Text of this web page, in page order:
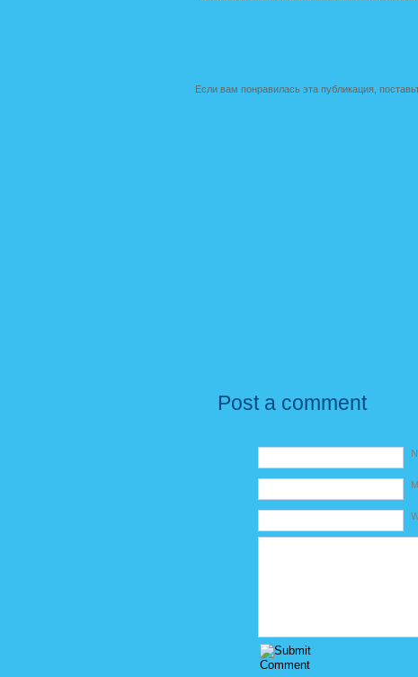
Если вам понравилась эта публикация,
Post a comment